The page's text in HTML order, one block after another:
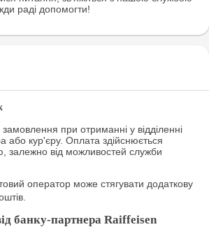
раді допомогти!
при отриманні у відділенні
або кур'єру. Оплата здійснюється
залежно від можливостей служби
оператор може стягувати додаткову
банку-партнера Raiffeisen